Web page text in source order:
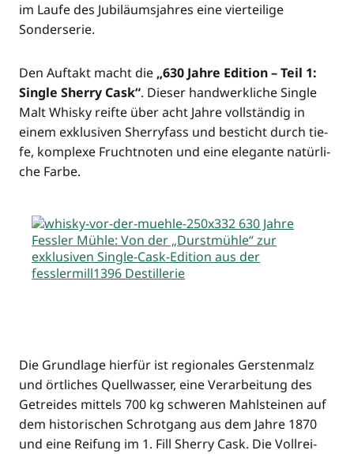
im Lau­fe des Jubi­lä­ums­jah­res eine vier­tei­li­ge
Sonderserie.
Den Auf­takt macht die „630 Jah­re Edi­ti­on – Teil 1:
Sin­gle Sher­ry Cask“. Die­ser hand­werk­li­che Sin­gle
Malt Whis­ky reif­te über acht Jah­re voll­stän­dig in
einem exklu­si­ven Sher­ry­fass und besticht durch tie­
fe, kom­ple­xe Frucht­no­ten und eine ele­gan­te natür­li­
che Farbe.
Die Grund­la­ge hier­für ist regio­na­les Gers­ten­malz
und ört­li­ches Quell­was­ser, eine Ver­ar­bei­tung des
Getrei­des mit­tels 700 kg schwe­ren Mahl­stei­nen auf
dem his­to­ri­schen Schrot­gang aus dem Jah­re 1870
und eine Rei­fung im 1. Fill Sher­ry Cask. Die Voll­rei­